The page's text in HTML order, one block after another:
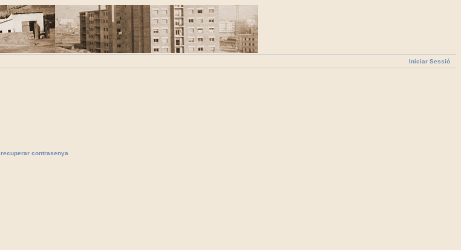
Iniciar Sessió
recuperar contrasenya